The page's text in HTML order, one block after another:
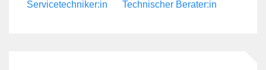
Servicetechniker:in Technischer Berater:in